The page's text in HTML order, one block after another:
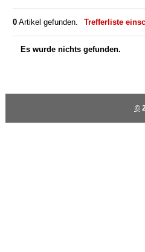
0Artikel gefunden. Trefferliste
Es wurde nichts gefunden.
©